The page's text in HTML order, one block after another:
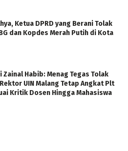
Ketua DPRD yang Berani Tolak
dan Kopdes Merah Putih di Kota
Habib: Menag Tegas Tolak
UIN Malang Tetap Angkat Plt
Kritik Dosen Hingga Mahasiswa